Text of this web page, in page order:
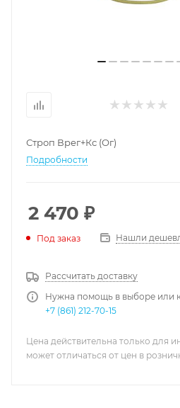
Строп Врег+Кс (Ог)
Подробности
2 470 ₽
Под заказ Нашли
Рассчитать доставку
Нужна помощь в выборе или
+7 (861) 212-70-15
Цена действительна только для
может отличаться от цен в